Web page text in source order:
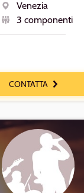
Luogo
Venezia
componenti
3 componenti
CONTATTA